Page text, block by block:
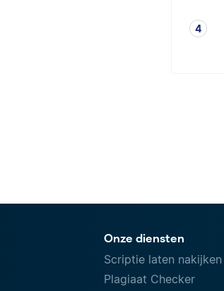
Onze diensten
Scriptie laten nakijken
Plagiaat Checker